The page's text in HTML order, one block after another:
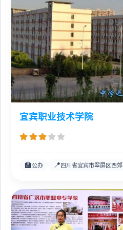
宜宾职业技术学院
🏫公办 📍四川省宜宾市翠屏区西郊